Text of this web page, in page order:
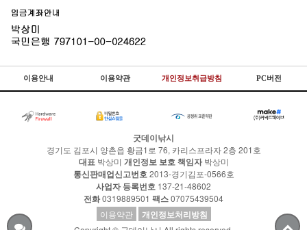
이용안내 이용약관 개인정보취급방침 PC버전
굿데이낚시
경기도 김포시 양촌읍 황금1로 76, 카리스프라자 2층 201호
대표 박상미 개인정보 보호 책임자박상미
통신판매업신고번호 2013-경기김포-0566호
사업자 등록번호 137-21-48602
전화0319889501 팩스07075439504
이용약관
개인정보처리방침